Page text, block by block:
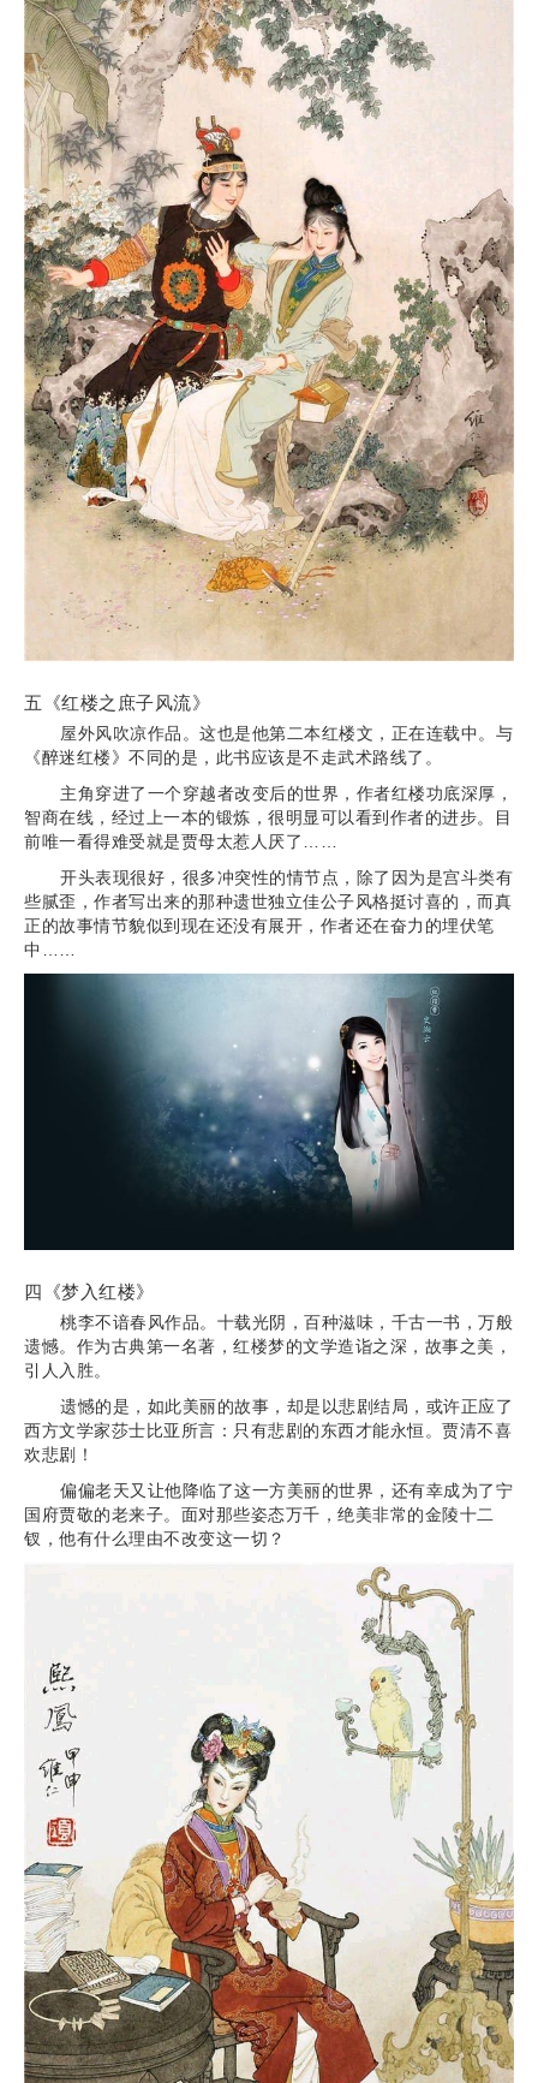
五《红楼之庶子风流》
屋外风吹凉作品。这也是他第二本红楼文，正在连载中。与
《醉迷红楼》不同的是，此书应该是不走武术路线了。
主角穿进了一个穿越者改变后的世界，作者红楼功底深厚，
智商在线，经过上一本的锻炼，很明显可以看到作者的进步。目
前唯一看得难受就是贾母太惹人厌了……
开头表现很好，很多冲突性的情节点，除了因为是宫斗类有
些腻歪，作者写出来的那种遗世独立佳公子风格挺讨喜的，而真
正的故事情节貌似到现在还没有展开，作者还在奋力的埋伏笔
中……
四《梦入红楼》
桃李不谙春风作品。十载光阴，百种滋味，千古一书，万般
遗憾。作为古典第一名著，红楼梦的文学造诣之深，故事之美，
引人入胜。
遗憾的是，如此美丽的故事，却是以悲剧结局，或许正应了
西方文学家莎士比亚所言：只有悲剧的东西才能永恒。贾清不喜
欢悲剧！
偏偏老天又让他降临了这一方美丽的世界，还有幸成为了宁
国府贾敬的老来子。面对那些姿态万千，绝美非常的金陵十二
钗，他有什么理由不改变这一切？